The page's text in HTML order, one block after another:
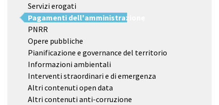
Servizi erogati
Pagamenti dell'amministrazione
PNRR
Opere pubbliche
Pianificazione e governance del territorio
Informazioni ambientali
Interventi straordinari e di emergenza
Altri contenuti open data
Altri contenuti anti-corruzione